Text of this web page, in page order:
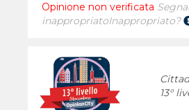
Opinione non verificata
inappropriatoInappropriato?
13°